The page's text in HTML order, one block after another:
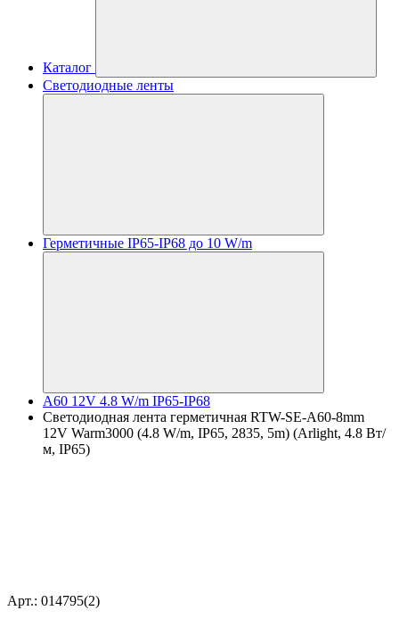
Каталог
Светодиодные ленты
Герметичные IP65-IP68 до 10 W/m
A60 12V 4.8 W/m IP65-IP68
Светодиодная лента герметичная RTW-SE-A60-8mm
12V Warm3000 (4.8 W/m, IP65, 2835, 5m) (Arlight, 4.8 Вт/
м, IP65)
Арт.: 014795(2)